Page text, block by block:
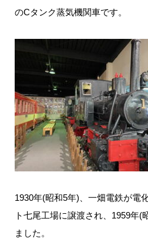
のCタンク蒸気機関車です。
1930年(昭和5年)、一畑電鉄が電
ト七尾工場に譲渡され、1959年(
ました。